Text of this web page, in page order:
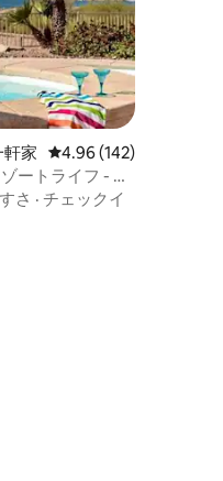
評価
家 レビュー142件、5つ
4.96 (142)
ートライフ - 素
さ · チェックイ